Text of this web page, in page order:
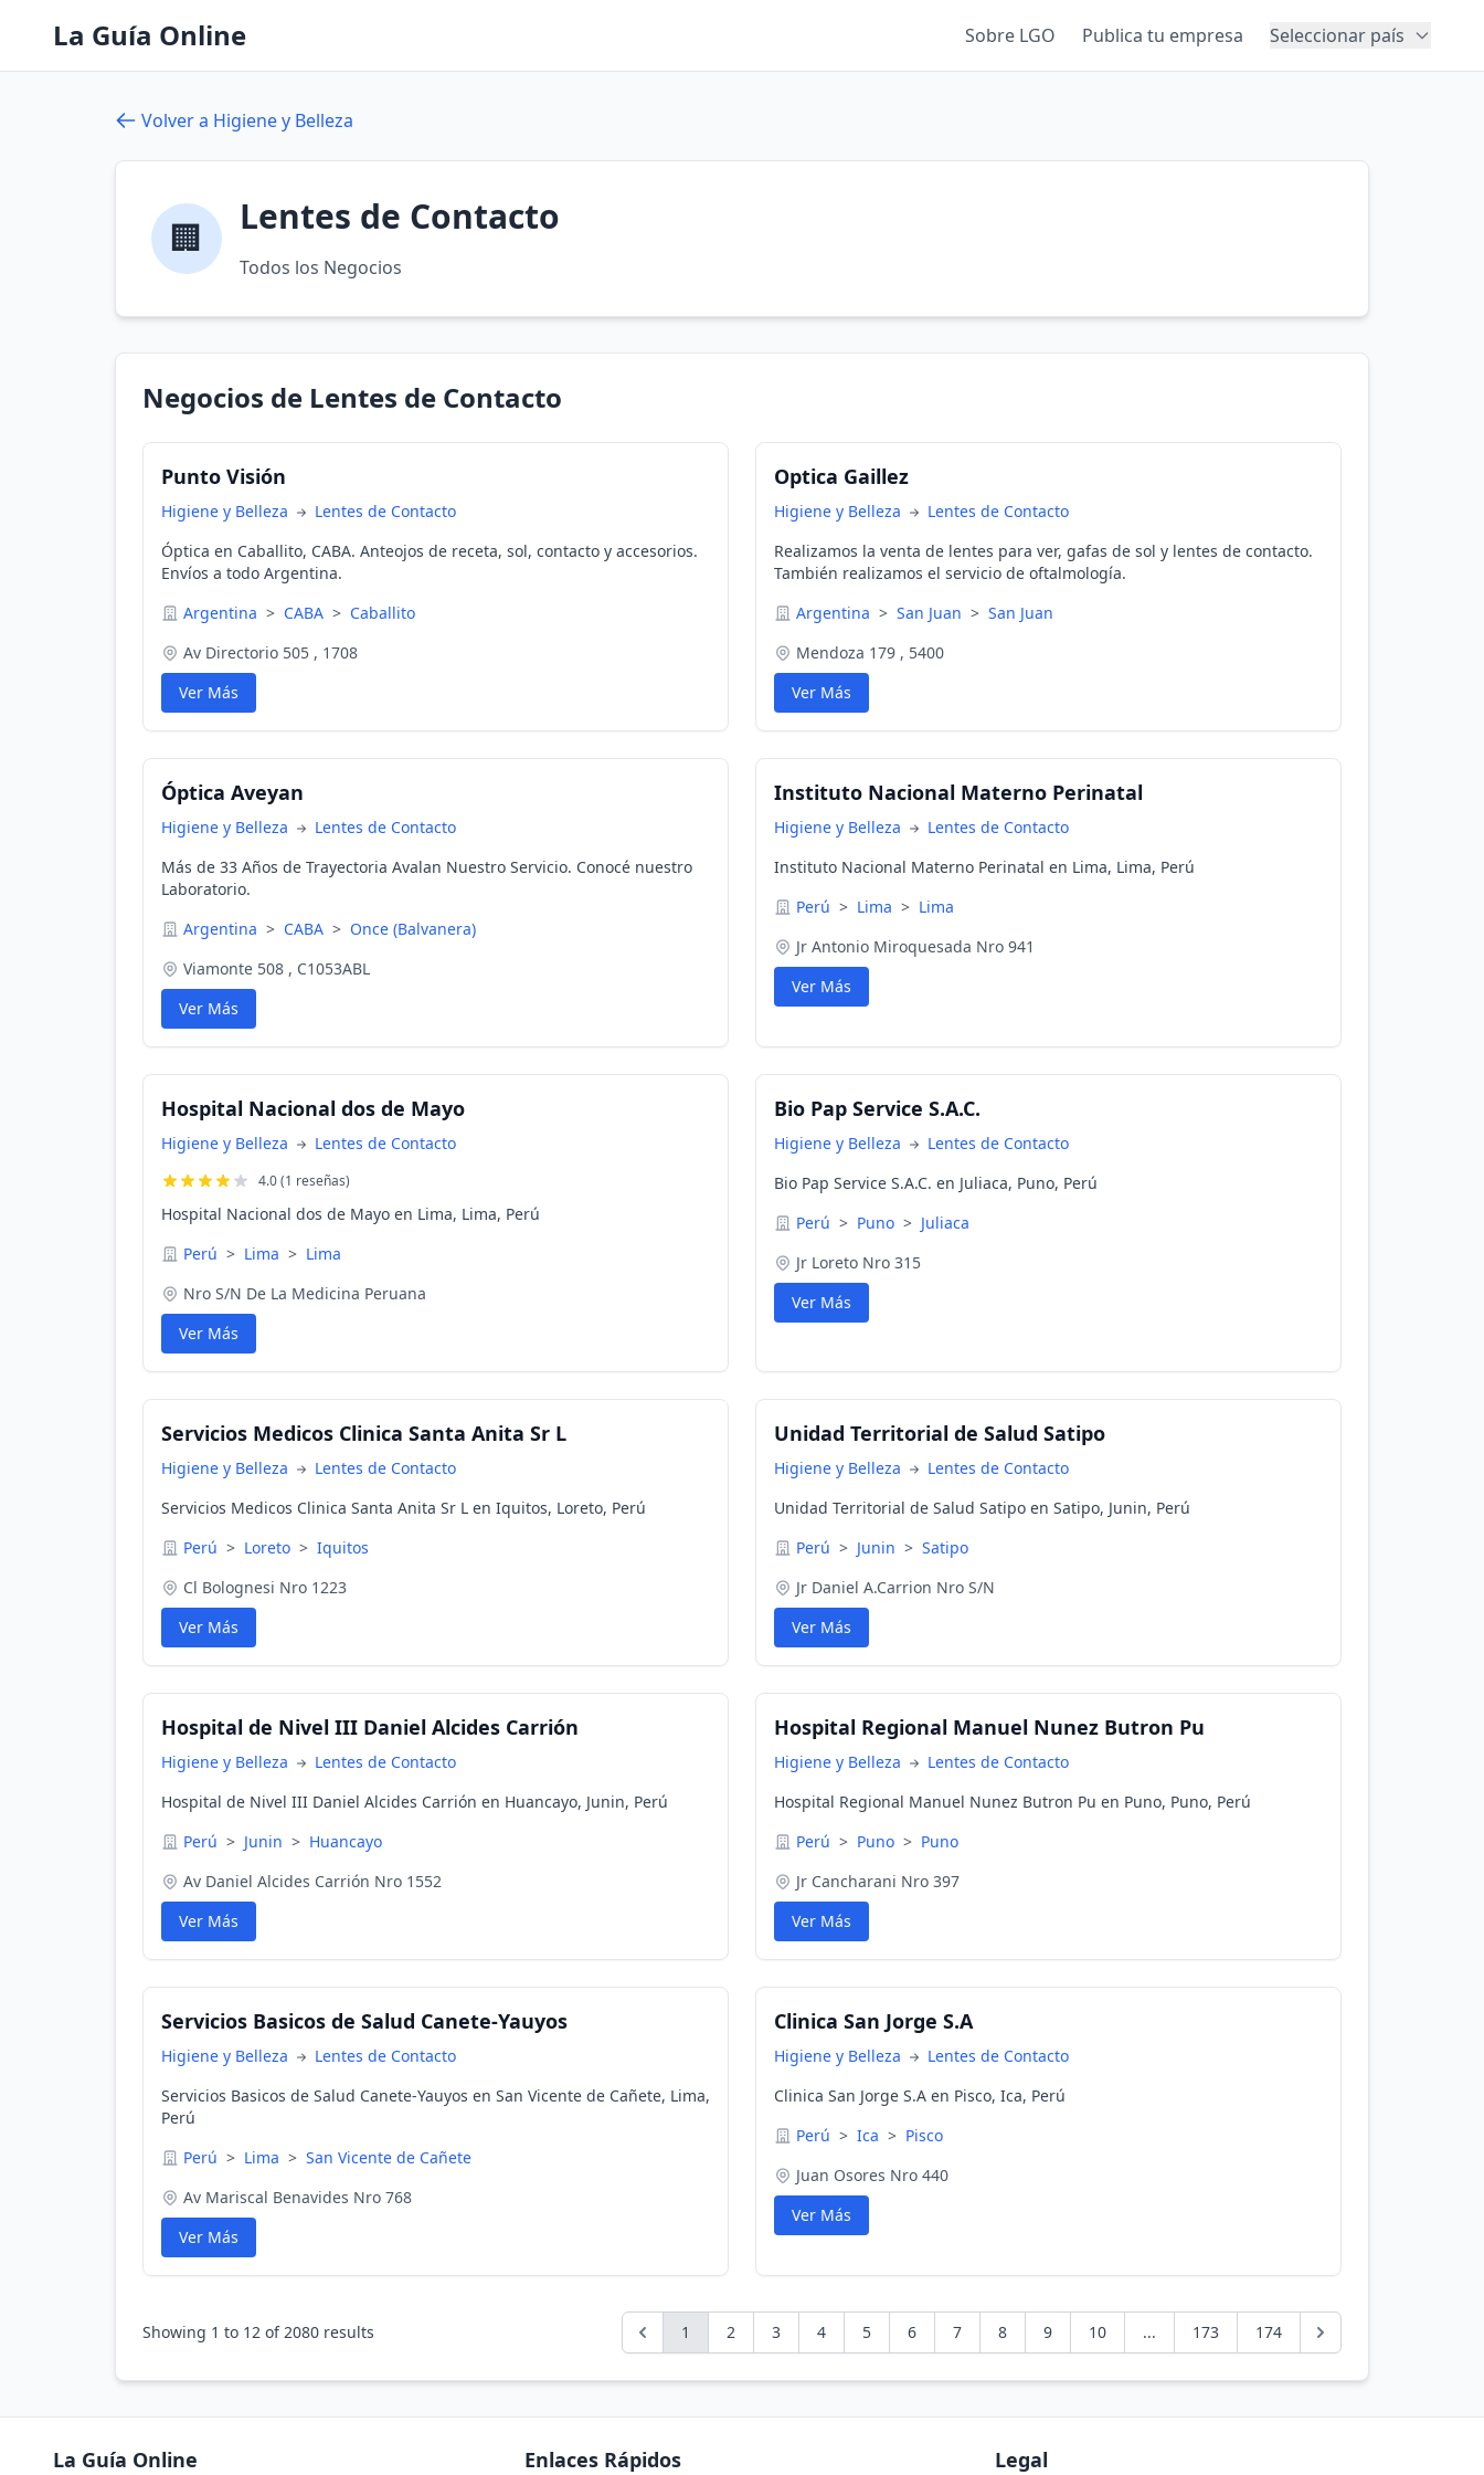
La Guía Online Sobre LGO Publica tu empresa Seleccionar país
Volver a Higiene y Belleza
🏢 Lentes de Contacto
Todos los Negocios
Negocios de Lentes de Contacto
Punto Visión
Higiene y Belleza
Lentes de Contacto
Óptica en Caballito, CABA. Anteojos de receta, sol, contacto y accesorios.
Envíos a todo Argentina.
Argentina > CABA > Caballito
Av Directorio 505 , 1708
Ver Más
Optica Gaillez
Higiene y Belleza
Lentes de Contacto
Realizamos la venta de lentes para ver, gafas de sol y lentes de contacto.
También realizamos el servicio de oftalmología.
Argentina > San Juan > San Juan
Mendoza 179 , 5400
Ver Más
Óptica Aveyan
Higiene y Belleza
Lentes de Contacto
Más de 33 Años de Trayectoria Avalan Nuestro Servicio. Conocé nuestro
Laboratorio.
Argentina > CABA > Once (Balvanera)
Viamonte 508 , C1053ABL
Ver Más
Instituto Nacional Materno Perinatal
Higiene y Belleza
Lentes de Contacto
Instituto Nacional Materno Perinatal en Lima, Lima, Perú
Perú > Lima > Lima
Jr Antonio Miroquesada Nro 941
Ver Más
Hospital Nacional dos de Mayo
Higiene y Belleza Lentes de Contacto
4.0 (1 reseñas)
Hospital Nacional dos de Mayo en Lima, Lima, Perú
Perú > Lima > Lima
Nro S/N De La Medicina Peruana
Ver Más
Bio Pap Service S.A.C.
Higiene y Belleza
Lentes de Contacto
Bio Pap Service S.A.C. en Juliaca, Puno, Perú
Perú > Puno > Juliaca
Jr Loreto Nro 315
Ver Más
Servicios Medicos Clinica Santa Anita Sr L
Higiene y Belleza
Lentes de Contacto
Servicios Medicos Clinica Santa Anita Sr L en Iquitos, Loreto, Perú
Perú > Loreto > Iquitos
Cl Bolognesi Nro 1223
Ver Más
Unidad Territorial de Salud Satipo
Higiene y Belleza
Lentes de Contacto
Unidad Territorial de Salud Satipo en Satipo, Junin, Perú
Perú > Junin > Satipo
Jr Daniel A.Carrion Nro S/N
Ver Más
Hospital de Nivel III Daniel Alcides Carrión
Higiene y Belleza
Lentes de Contacto
Hospital de Nivel III Daniel Alcides Carrión en Huancayo, Junin, Perú
Perú > Junin > Huancayo
Av Daniel Alcides Carrión Nro 1552
Ver Más
Hospital Regional Manuel Nunez Butron Pu
Higiene y Belleza
Lentes de Contacto
Hospital Regional Manuel Nunez Butron Pu en Puno, Puno, Perú
Perú > Puno > Puno
Jr Cancharani Nro 397
Ver Más
Servicios Basicos de Salud Canete-Yauyos
Higiene y Belleza
Lentes de Contacto
Servicios Basicos de Salud Canete-Yauyos en San Vicente de Cañete, Lima,
Perú
Perú > Lima > San Vicente de Cañete
Av Mariscal Benavides Nro 768
Ver Más
Clinica San Jorge S.A
Higiene y Belleza
Lentes de Contacto
Clinica San Jorge S.A en Pisco, Ica, Perú
Perú > Ica > Pisco
Juan Osores Nro 440
Ver Más
Showing 1 to 12 of2080 results 1 2 3 4 5 6 7 8 9 10 ... 173 174
La Guía Online Enlaces Rápidos Legal